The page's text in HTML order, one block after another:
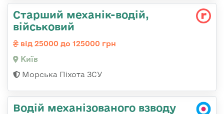
Стаpший механік-водій,
військовий
від 25000 до 125000 грн
Київ
Морська Піхота ЗСУ
Водій механізованого взводу